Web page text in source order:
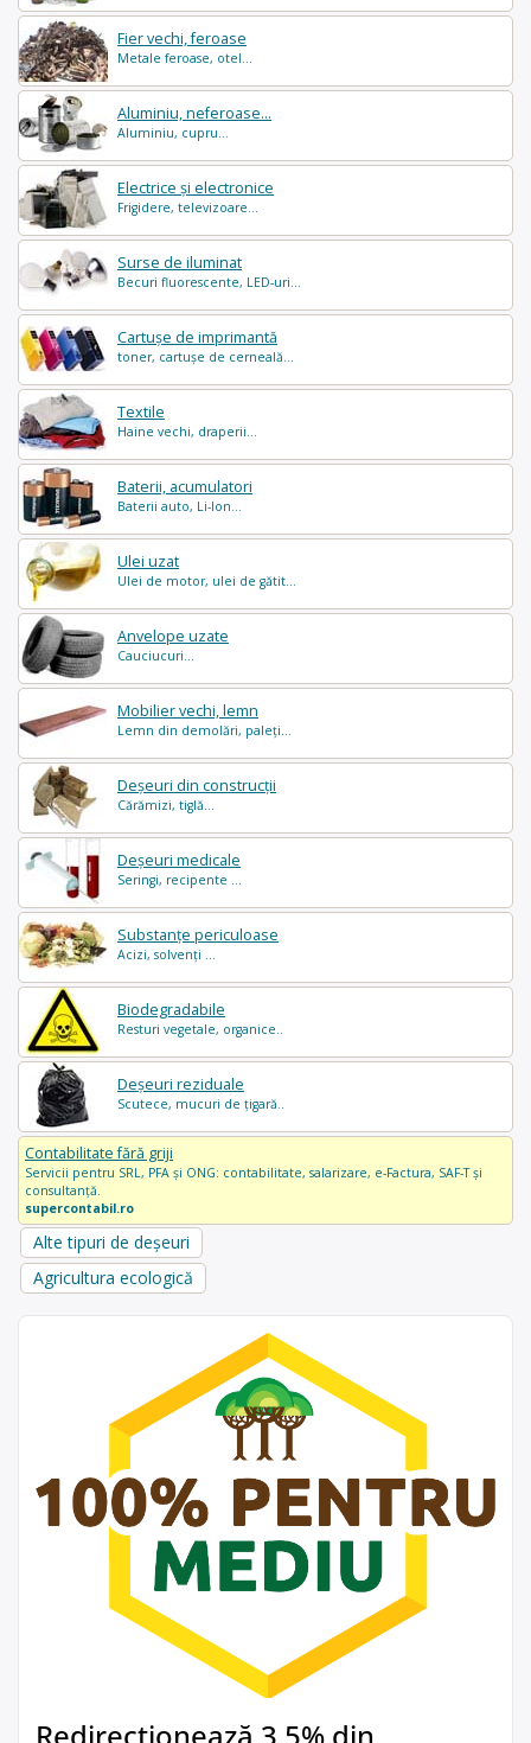
Fier vechi, feroase
Metale feroase, otel...
Aluminiu, neferoase...
Aluminiu, cupru...
Electrice și electronice
Frigidere, televizoare...
Surse de iluminat
Becuri fluorescente, LED-uri...
Cartușe de imprimantă
toner, cartușe de cerneală...
Textile
Haine vechi, draperii...
Baterii, acumulatori
Baterii auto, Li-Ion...
Ulei uzat
Ulei de motor, ulei de gătit...
Anvelope uzate
Cauciucuri...
Mobilier vechi, lemn
Lemn din demolări, paleți...
Deșeuri din construcții
Cărămizi, tiglă...
Deșeuri medicale
Seringi, recipente ...
Substanțe periculoase
Acizi, solvenți ...
Biodegradabile
Resturi vegetale, organice..
Deșeuri reziduale
Scutece, mucuri de țigară..
Contabilitate fără griji
Servicii pentru SRL, PFA și ONG: contabilitate, salarizare, e-Factura, SAF-T și
consultanță.
supercontabil.ro
Alte tipuri de deșeuri
Agricultura ecologică